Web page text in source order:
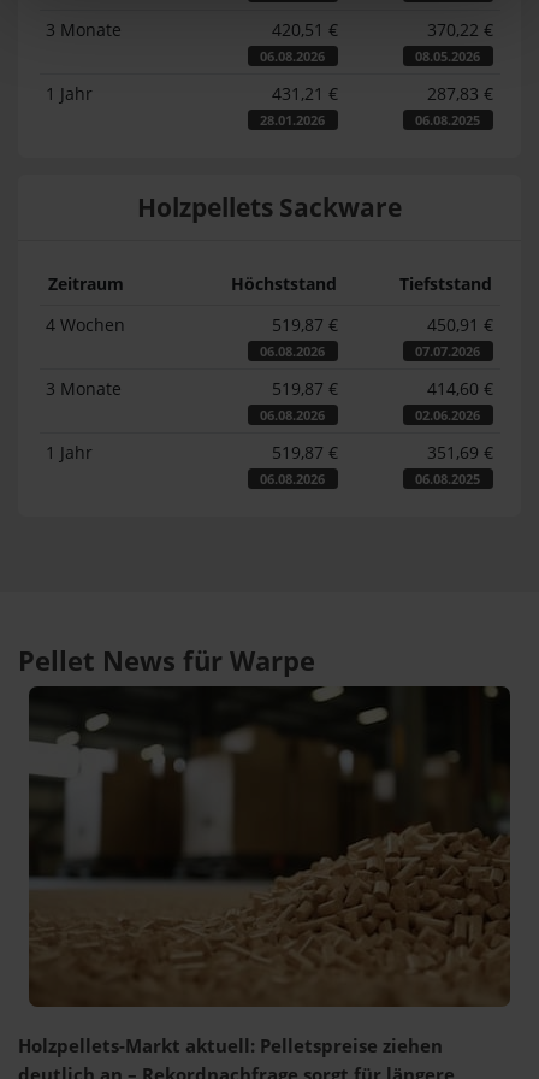
3 Monate 420,51 €
06.08.2026
370,22 €
08.05.2026
1 Jahr 431,21 €
28.01.2026
287,83 €
06.08.2025
Holzpellets Sackware
Zeitraum Höchststand
Tiefststand
4 Wochen
519,87 €
06.08.2026
450,91 €
07.07.2026
3 Monate 519,87 €
06.08.2026
414,60 €
02.06.2026
1 Jahr 519,87 €
06.08.2026
351,69 €
06.08.2025
Pellet News für Warpe
Holzpellets-Markt aktuell: Pelletspreise ziehen